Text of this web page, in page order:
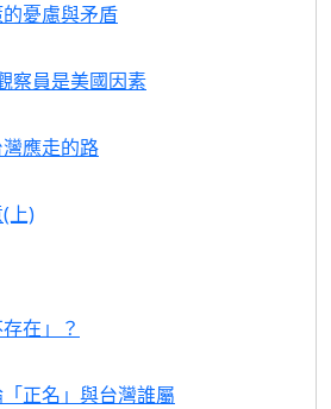
憂慮與矛盾
察員是美國因素
應走的路
上)
在」？
正名」與台灣誰屬